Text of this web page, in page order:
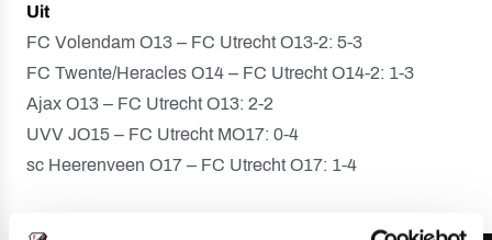
Uit
FC Volendam O13 – FC Utrecht O13-2: 5-3
FC Twente/Heracles O14 – FC Utrecht O14-2: 1-3
Ajax O13 – FC Utrecht O13: 2-2
UVV JO15 – FC Utrecht MO17: 0-4
sc Heerenveen O17 – FC Utrecht O17: 1-4